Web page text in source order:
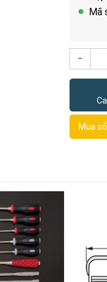
Mã
–
Mua